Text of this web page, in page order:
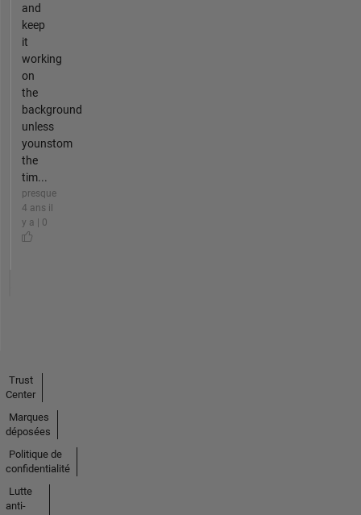
and
keep
it
working
on
the
background
unless
younstom
the
tim...
presque
4 ans il
y a | 0
Trust
Center
Marques
déposées
Politique de
confidentialité
Lutte
anti-